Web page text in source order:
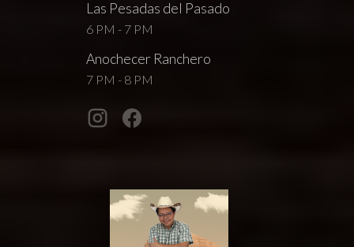
Las Pesadas del Pasado
6 PM - 7 PM
Anochecer Ranchero
7 PM - 8 PM